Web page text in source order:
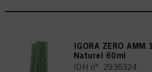
IGORA ZERO AMM
Naturel 60ml
IDH n° 2936324